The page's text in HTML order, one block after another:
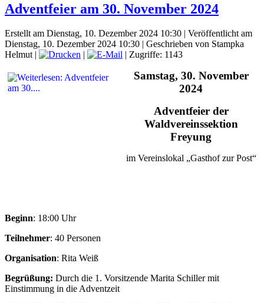
Adventfeier am 30. November 2024
Erstellt am Dienstag, 10. Dezember 2024 10:30 | Veröffentlicht am
Dienstag, 10. Dezember 2024 10:30 | Geschrieben von Stampka
Helmut| | | Zugriffe: 1143
Samstag, 30. November
2024
Adventfeier der
Waldvereinssektion
Freyung
im Vereinslokal „Gasthof zur Post“
Beginn: 18:00 Uhr
Teilnehmer: 40 Personen
Organisation: Rita Weiß
Begrüßung: Durch die 1. Vorsitzende Marita Schiller mit
Einstimmung in die Adventzeit